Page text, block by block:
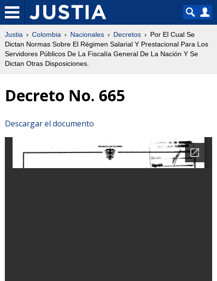
Justia Colombia Nacionales Decretos
Por El Cual Se
Dictan Normas Sobre El Régimen Salarial Y Prestacional Para Los
Servidores Públicos De La Fiscalía General De La Nación Y Se
Dictan Otras Disposiciones.
Decreto No. 665
Descargar el documento